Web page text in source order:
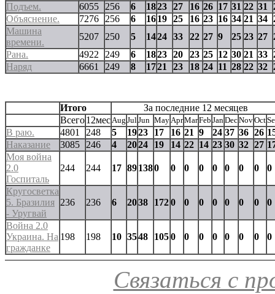
Подъем.
6055 256 6 1823 27 16 26 17 31 22 31
Объяснение.
7276 256 6 1619 25 16 23 16 34 21 34
Машина
времени.
5207 250 5 1424 33 22 27 9 25 23 27
Рана.
4922 249 6 1823 20 23 25 12 30 21 33
Наряд
6661 249 8 1721 23 18 24 11 28 22 32
Итого
За последние 12 месяцев
Всего12мес Aug Jul Jun May AprMarFeb Jan DecNovOct
В раю. 4801 248 5 1923 17 16 21 9 24 37 36 26
Наказание
3085 246 4 2024 19 14 22 14 23 30 32 27
Моя война
2.0
Госпиталь
244 244 17 891380 0 0 0 0 0 0 0 0
Кругосветка
5. Бразилия
- Уругвай
236 236 6 2038 1720 0 0 0 0 0 0 0
Война 2.0
Украина. На
гражданке
198 198 10 3548 1050 0 0 0 0 0 0 0
Связаться с